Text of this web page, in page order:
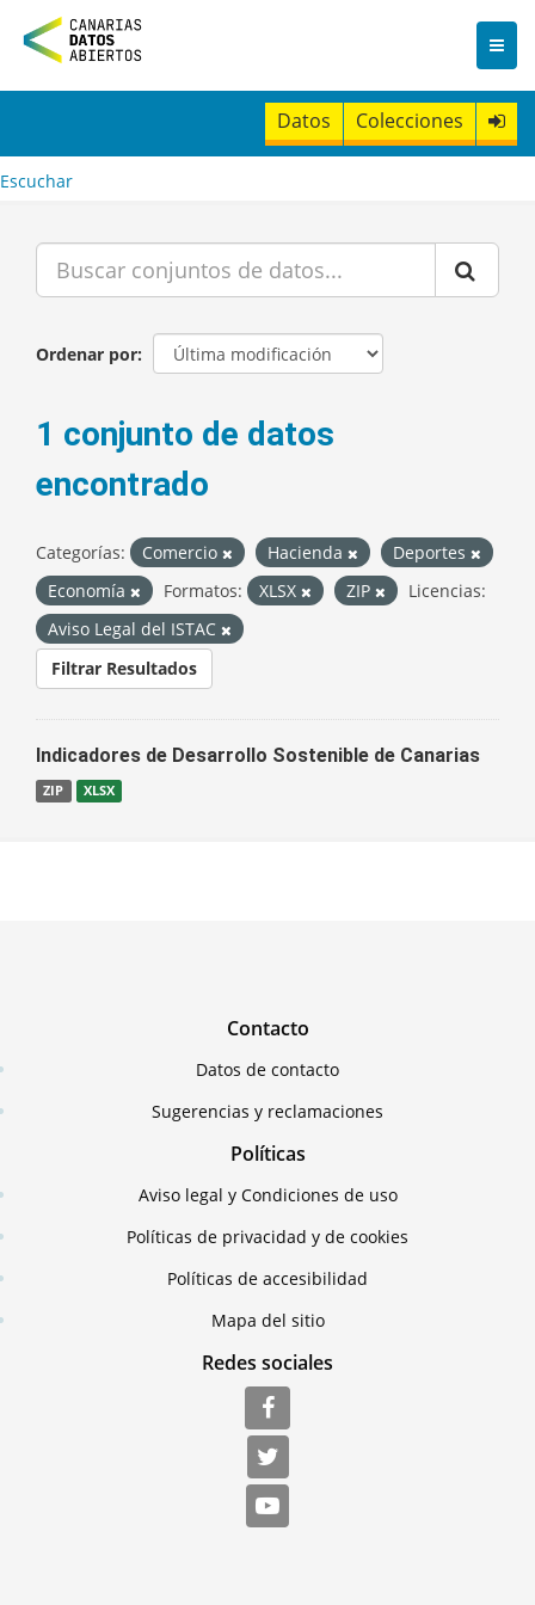
n
t
Datos Colecciones
Escuchar
Ordenar por
1 conjunto de datos
encontrado
Categorías: Comercio Hacienda
Deportes
Economía
Formatos: XLSX ZIP
Licencias:
Aviso Legal del ISTAC
Filtrar Resultados
Indicadores de Desarrollo Sostenible de Canarias
ZIP XLSX
Contacto
Datos de contacto
Sugerencias y reclamaciones
Políticas
Aviso legal y Condiciones de uso
Políticas de privacidad y de cookies
Políticas de accesibilidad
Mapa del sitio
Redes sociales